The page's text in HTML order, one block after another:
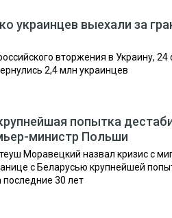
украинцев выехали за
вторжения в Украину,
2,4 млн украинцев
попытка
министр Польши
Моравецкий назвал кризис с
с Беларусью крупнейшей
последние 30 лет